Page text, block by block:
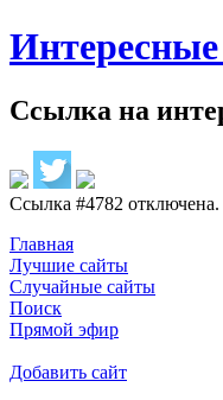
Ссылка на
Ссылка #4782 отключена.
Главная
Лучшие сайты
Случайные сайты
Поиск
Прямой эфир
Добавить сайт